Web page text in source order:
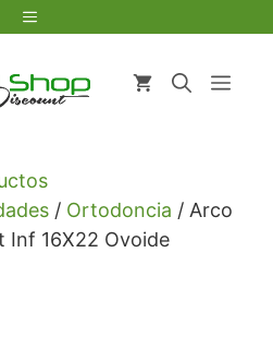
Menú
/ Ortodoncia / Arco
Inf 16X22 Ovoide